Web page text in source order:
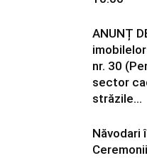
ANUNȚ
nr. 30
sector
străzile...
Năvodari